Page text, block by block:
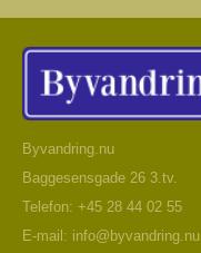
Byvandring.nu
Baggesensgade 26 3.tv.
Telefon: +45 28 44 02 55
E-mail: info@byvandring.nu